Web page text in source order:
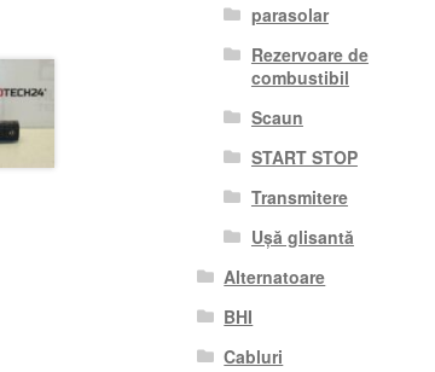
parasolar
Rezervoare de
combustibil
Scaun
START STOP
Transmitere
Ușă glisantă
Alternatoare
BHI
Cabluri